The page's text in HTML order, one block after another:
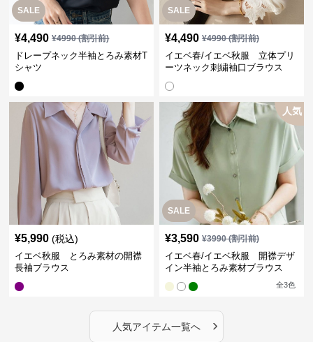
SALE
¥4,490 ¥4990(割引前)
ドレープネック半袖とろみ素材T
シャツ
SALE
¥4,490 ¥4990(割引前)
イエベ春/イエベ秋服 立体プリ
ーツネック刺繍袖口ブラウス
¥5,990 (税込)
イエベ秋服 とろみ素材の開襟
長袖ブラウス
SALE
人気
¥3,590 ¥3990(割引前)
イエベ春/イエベ秋服 開襟デザ
イン半袖とろみ素材ブラウス
全3色
人気アイテム一覧へ ›